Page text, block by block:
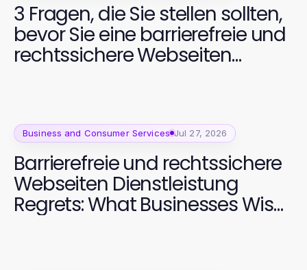
3 Fragen, die Sie stellen sollten,
bevor Sie eine barrierefreie und
rechtssichere Webseiten
Business and Consumer Services Jul 27, 2026
Barrierefreie und rechtssichere
Webseiten Dienstleistung
Regrets: What Businesses Wish